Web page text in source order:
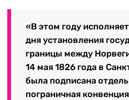
«В этом году
дня установления
границы между
14 мая 1826 года в
была подписана
пограничная